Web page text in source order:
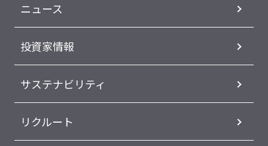
ニュース
投資家情報
サステナビリティ
リクルート